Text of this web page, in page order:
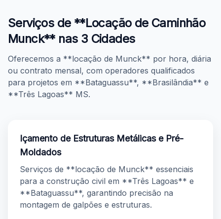
Serviços de **Locação de Caminhão
Munck** nas 3 Cidades
Oferecemos a **locação de Munck** por hora, diária
ou contrato mensal, com operadores qualificados
para projetos em **Bataguassu**, **Brasilândia** e
**Três Lagoas** MS.
Içamento de Estruturas Metálicas e Pré-
Moldados
Serviços de **locação de Munck** essenciais
para a construção civil em **Três Lagoas** e
**Bataguassu**, garantindo precisão na
montagem de galpões e estruturas.